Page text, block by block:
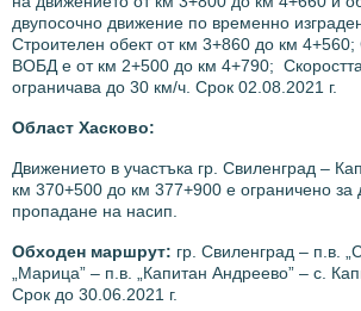
двупосочно движение по временно
Строителен обект от км 3+860 до км 4+560;
ВОБД е от км 2+500 до км 4+790;
ограничава до 30 км/ч. Срок 02.08.2021 г.
Област Хасково:
Движението в участъка гр. Свиленград –
км 370+500 до км 377+900 е ограничено за
пропадане на насип.
Обходен маршрут: гр. Свиленград – п.в.
„Марица” – п.в. „Капитан Андреево” – с.
Срок до 30.06.2021 г.